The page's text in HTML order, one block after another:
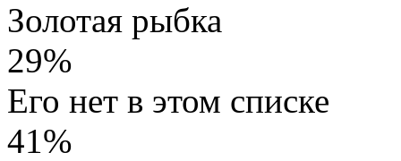
Золотая рыбка
29%
Его нет в этом списке
41%